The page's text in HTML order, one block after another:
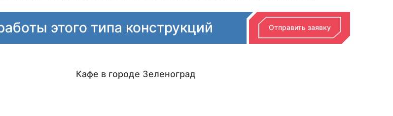
этого типа конструкций Отправить заявку
Кафе в городе Зеленоград